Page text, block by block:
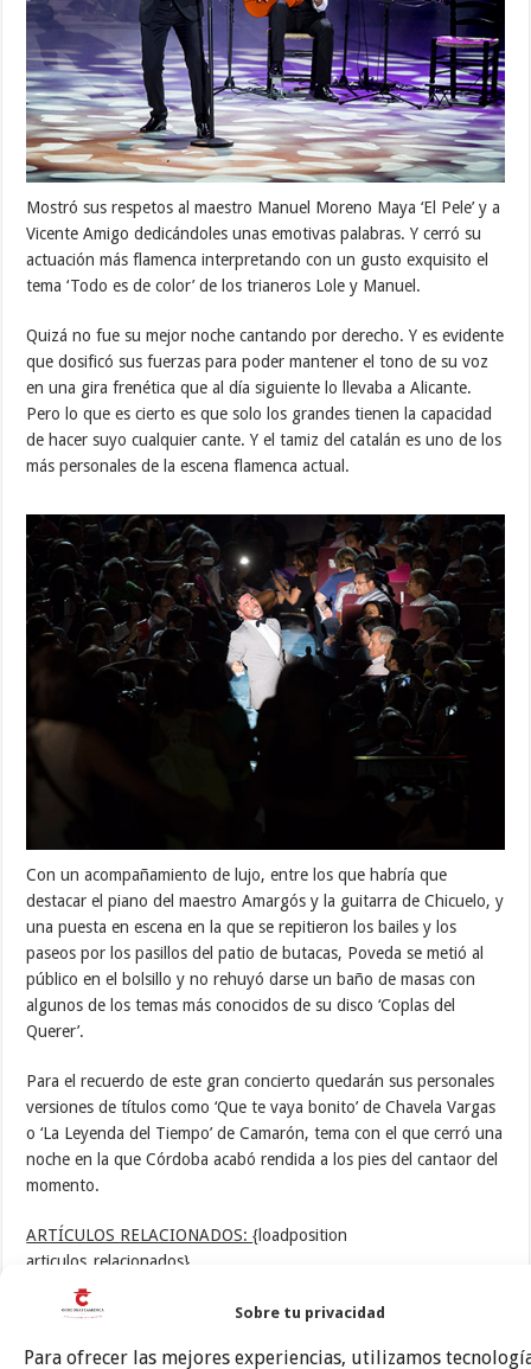
Sobre tu privacidad
Para ofrecer las mejores experiencias, utilizamos
Mostró sus respetos al maestro Manuel Moreno Maya ‘El Pele’ y a
Vicente Amigo dedicándoles unas emotivas palabras. Y cerró su
actuación más flamenca interpretando con un gusto exquisito el
tema ‘Todo es de color’ de los trianeros Lole y Manuel.
Quizá no fue su mejor noche cantando por derecho. Y es evidente
que dosificó sus fuerzas para poder mantener el tono de su voz
en una gira frenética que al día siguiente lo llevaba a Alicante.
Pero lo que es cierto es que solo los grandes tienen la capacidad
de hacer suyo cualquier cante. Y el tamiz del catalán es uno de los
más personales de la escena flamenca actual.
Con un acompañamiento de lujo, entre los que habría que
destacar el piano del maestro Amargós y la guitarra de Chicuelo, y
una puesta en escena en la que se repitieron los bailes y los
paseos por los pasillos del patio de butacas, Poveda se metió al
público en el bolsillo y no rehuyó darse un baño de masas con
algunos de los temas más conocidos de su disco ‘Coplas del
Querer’.
Para el recuerdo de este gran concierto quedarán sus personales
versiones de títulos como ‘Que te vaya bonito’ de Chavela Vargas
o ‘La Leyenda del Tiempo’ de Camarón, tema con el que cerró una
noche en la que Córdoba acabó rendida a los pies del cantaor del
momento.
ARTÍCULOS RELACIONADOS:{loadposition
articulos_relacionados}